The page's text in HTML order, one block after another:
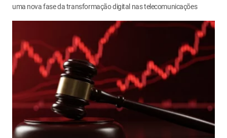
uma nova fase da transformação digital nas telecomunicações